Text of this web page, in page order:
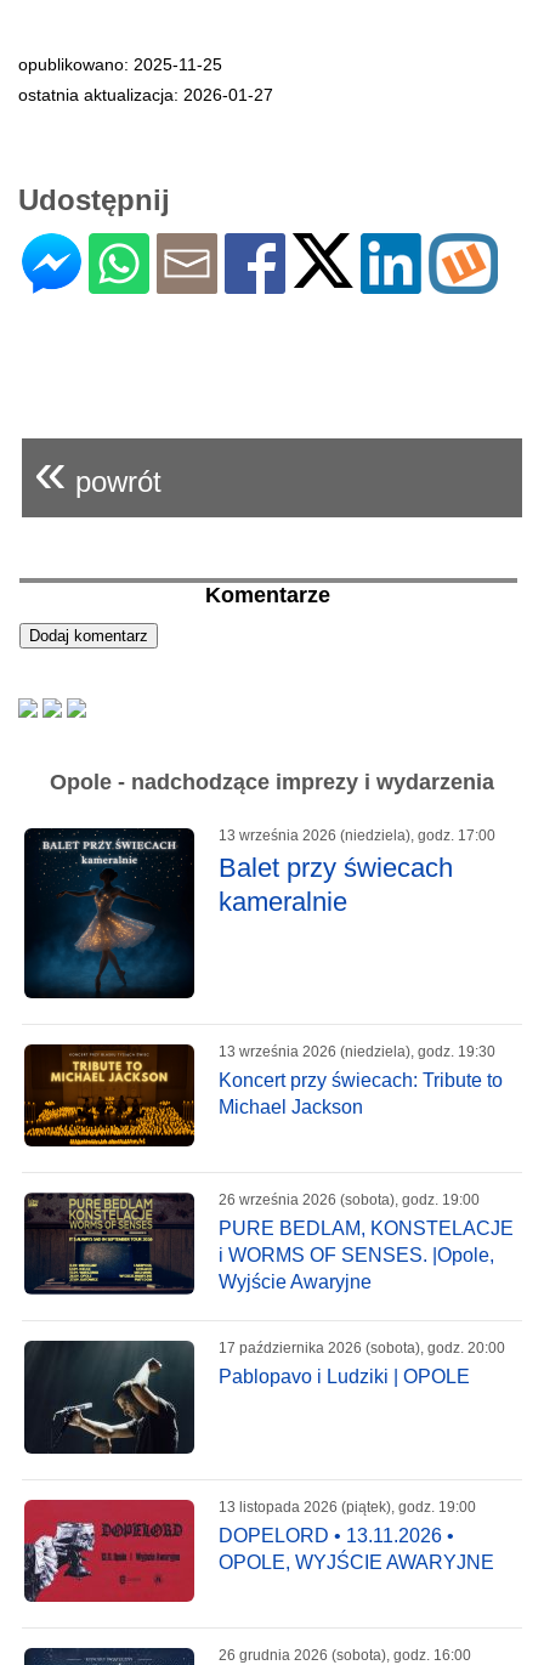
opublikowano: 2025-11-25
ostatnia aktualizacja: 2026-01-27
Udostępnij
« powrót
Komentarze
Opole - nadchodzące imprezy i wydarzenia
13 września 2026 (niedziela), godz. 17:00
Balet przy świecach
kameralnie
13 września 2026 (niedziela), godz. 19:30
Koncert przy świecach: Tribute to
Michael Jackson
26 września 2026 (sobota), godz. 19:00
PURE BEDLAM, KONSTELACJE
i WORMS OF SENSES. |Opole,
Wyjście Awaryjne
17 października 2026 (sobota), godz. 20:00
Pablopavo i Ludziki | OPOLE
13 listopada 2026 (piątek), godz. 19:00
DOPELORD • 13.11.2026 •
OPOLE, WYJŚCIE AWARYJNE
26 grudnia 2026 (sobota), godz. 16:00